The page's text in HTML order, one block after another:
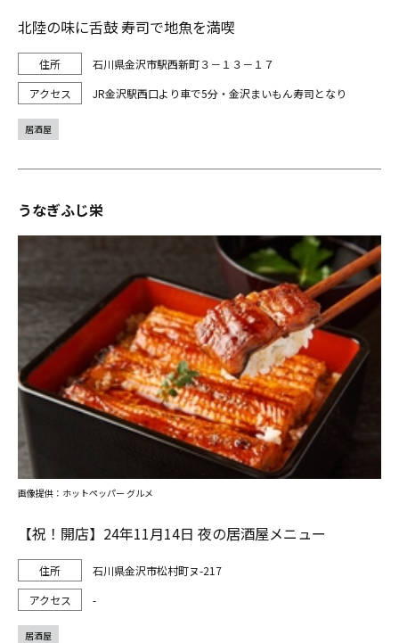
北陸の味に舌鼓 寿司で地魚を満喫
石川県金沢市駅西新町３－１３－１７
JR金沢駅西口より車で5分・金沢まいもん寿司となり
居酒屋
うなぎふじ栄
【祝！開店】24年11月14日 夜の居酒屋メニュー
石川県金沢市松村町ヌ-217
-
画像提供：ホットペッパー グルメ
居酒屋